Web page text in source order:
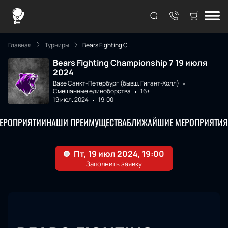
Главная Турниры Bears Fighting C...
Bears Fighting Championship 7 19 июля
2024
Base Санкт-Петербург (бывш. Гигант-Холл)
Смешанные единоборства
16+
19 июл. 2024
19:00
НАШИ ПРЕИМУЩЕСТВАБЛИЖАЙШИЕ МЕРОПРИЯТИЯ